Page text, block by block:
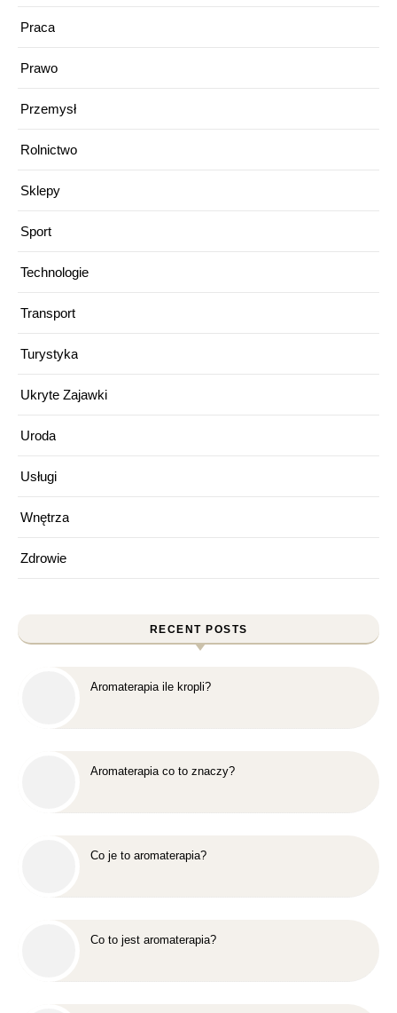
Praca
Prawo
Przemysł
Rolnictwo
Sklepy
Sport
Technologie
Transport
Turystyka
Ukryte Zajawki
Uroda
Usługi
Wnętrza
Zdrowie
RECENT POSTS
Aromaterapia ile kropli?
Aromaterapia co to znaczy?
Co je to aromaterapia?
Co to jest aromaterapia?